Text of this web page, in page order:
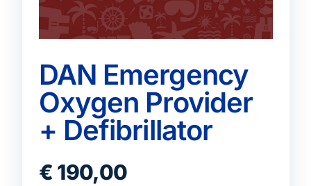
DAN Emergency
Oxygen Provider
+ Defibrillator
€ 190,00